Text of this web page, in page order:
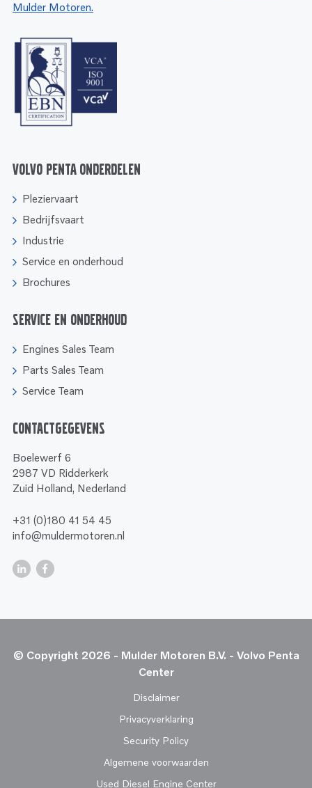
Mulder Motoren.
Volvo Penta onderdelen
Pleziervaart
Bedrijfsvaart
Industrie
Service en onderhoud
Brochures
Service en onderhoud
Engines Sales Team
Parts Sales Team
Service Team
Contactgegevens
Boelewerf 6
2987 VD Ridderkerk
Zuid Holland, Nederland
+31 (0)180 41 54 45
info@muldermotoren.nl
© Copyright 2026 - Mulder Motoren B.V. - Volvo Penta
Center
Disclaimer
Privacyverklaring
Security Policy
Algemene voorwaarden
Used Diesel Engine Center